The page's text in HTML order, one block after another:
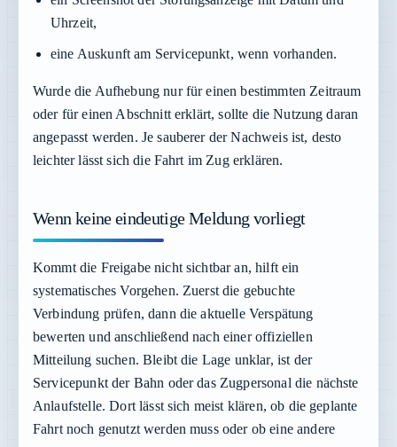
Uhrzeit,
eine Auskunft am Servicepunkt, wenn vorhanden.
Wurde die Aufhebung nur für einen bestimmten Zeitraum
oder für einen Abschnitt erklärt, sollte die Nutzung daran
angepasst werden. Je sauberer der Nachweis ist, desto
leichter lässt sich die Fahrt im Zug erklären.
Wenn keine eindeutige Meldung vorliegt
Kommt die Freigabe nicht sichtbar an, hilft ein
systematisches Vorgehen. Zuerst die gebuchte
Verbindung prüfen, dann die aktuelle Verspätung
bewerten und anschließend nach einer offiziellen
Mitteilung suchen. Bleibt die Lage unklar, ist der
Servicepunkt der Bahn oder das Zugpersonal die nächste
Anlaufstelle. Dort lässt sich meist klären, ob die geplante
Fahrt noch genutzt werden muss oder ob eine andere